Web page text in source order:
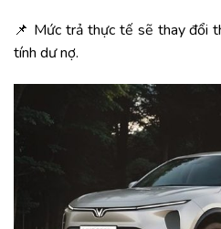
📌 Mức trả thực tế sẽ thay đổi
tính dư nợ.